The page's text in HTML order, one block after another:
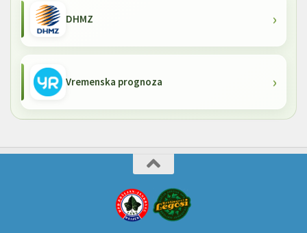
DHMZ
Vremenska prognoza